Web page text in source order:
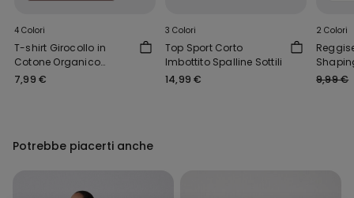
4 Colori
T-shirt Girocollo in
Cotone Organico
Elasticizzato
7,99 €
3 Colori
Top Sport Corto
Imbottito Spalline Sottili
14,99 €
2 Colori
9,99 €
Potrebbe piacerti anche